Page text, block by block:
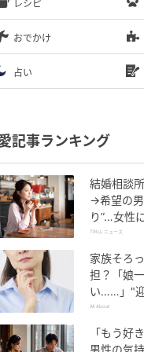
レシピ
おでかけ
占い
記事ランキング
結婚相談
→希望の
り”…女性
望み」以
TRILL ニュース
家族そろ
担？「娘
い……」"
正体と対処
All About
「もう好
男性の気